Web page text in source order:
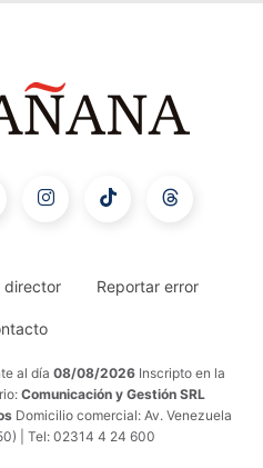
director Reportar error
al día 08/08/2026 Inscripto en la
Comunicación y Gestión SRL
Domicilio comercial: Av. Venezuela
| Tel: 02314 4 24 600